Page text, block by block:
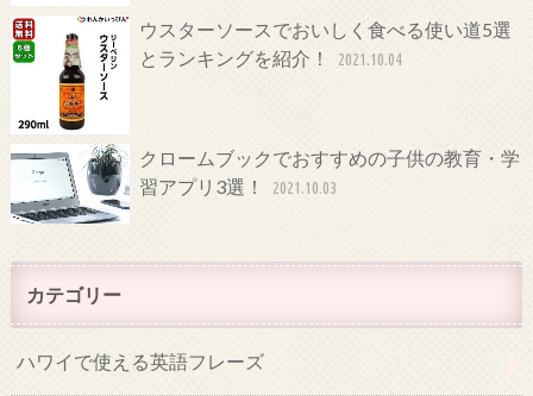
ウスターソースでおいしく食べる使い道5選
とランキングを紹介！
2021.10.04
クロームブックでおすすめの子供の教育・学
習アプリ3選！
2021.10.03
カテゴリー
ハワイで使える英語フレーズ